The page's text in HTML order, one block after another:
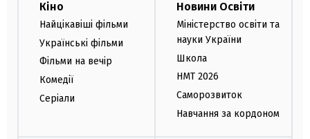
Кіно
Найцікавіші фільми
Українські фільми
Фільми на вечір
Комедії
Серіали
Новини Освіти
Міністерство освіти та
науки України
Школа
НМТ 2026
Саморозвиток
Навчання за кордоном